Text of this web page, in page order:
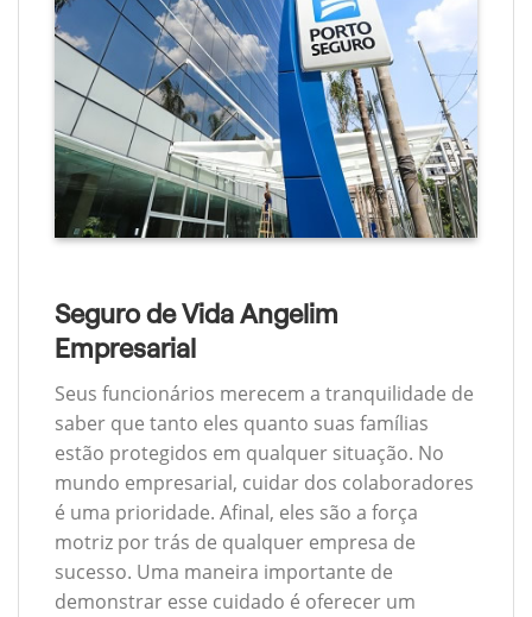
Seguro de Vida Angelim
Empresarial
Seus funcionários merecem a tranquilidade de
saber que tanto eles quanto suas famílias
estão protegidos em qualquer situação. No
mundo empresarial, cuidar dos colaboradores
é uma prioridade. Afinal, eles são a força
motriz por trás de qualquer empresa de
sucesso. Uma maneira importante de
demonstrar esse cuidado é oferecer um